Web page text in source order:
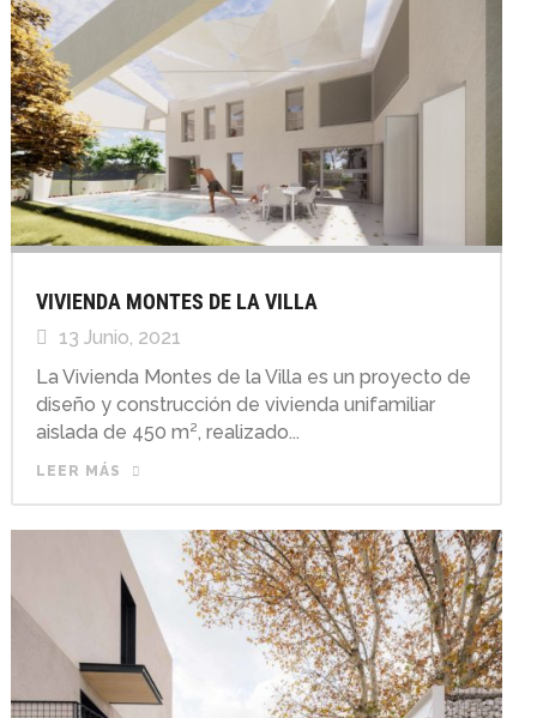
VIVIENDA MONTES DE LA VILLA
13 Junio, 2021
La Vivienda Montes de la Villa es un proyecto de
diseño y construcción de vivienda unifamiliar
aislada de 450 m², realizado...
LEER MÁS